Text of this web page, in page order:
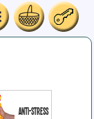
Anti-stress